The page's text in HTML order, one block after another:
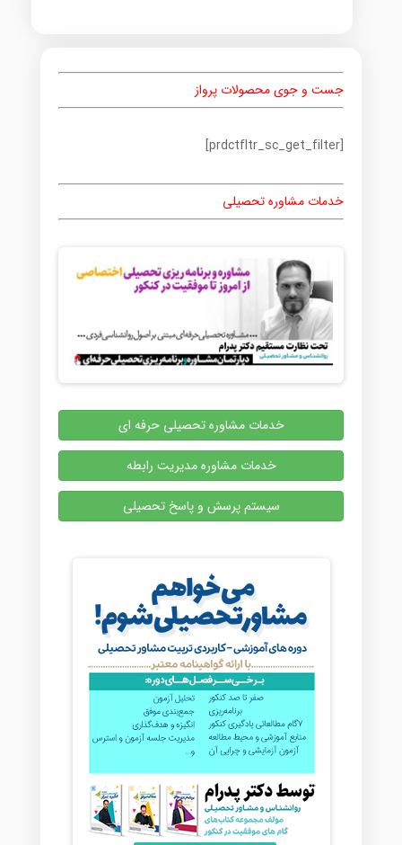
جست و جوی محصولات پرواز
[prdctfltr_sc_get_filter]
خدمات مشاوره تحصیلی
خدمات مشاوره تحصیلی حرفه ای
خدمات مشاوره مدیریت رابطه
سیستم پرسش و پاسخ تحصیلی